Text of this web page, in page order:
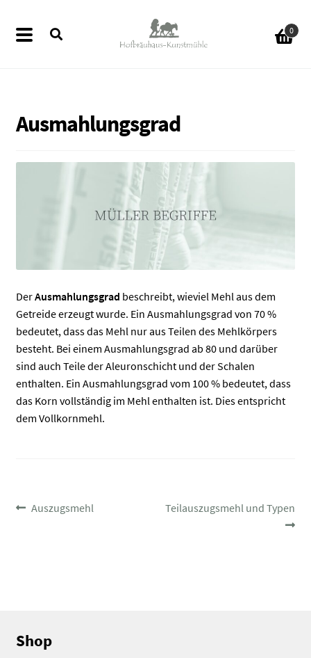
Navigation
Inhalt
0
Ausmahlungsgrad
DerAusmahlungsgrad beschreibt, wieviel Mehl aus dem
Getreide erzeugt wurde. Ein Ausmahlungsgrad von 70 %
bedeutet, dass das Mehl nur aus Teilen des Mehlkörpers
besteht. Bei einem Ausmahlungsgrad ab 80 und darüber
sind auch Teile der Aleuronschicht und der Schalen
enthalten. Ein Ausmahlungsgrad vom 100 % bedeutet, dass
das Korn vollständig im Mehl enthalten ist. Dies entspricht
dem Vollkornmehl.
BEITRAGSNAVIGATION
Vorheriger
Auszugsmehl
Nächster
Teilauszugsmehl und Typen
Shop